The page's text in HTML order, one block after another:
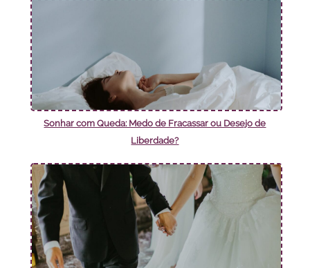
Sonhar com Queda: Medo de Fracassar ou Desejo de
Liberdade?